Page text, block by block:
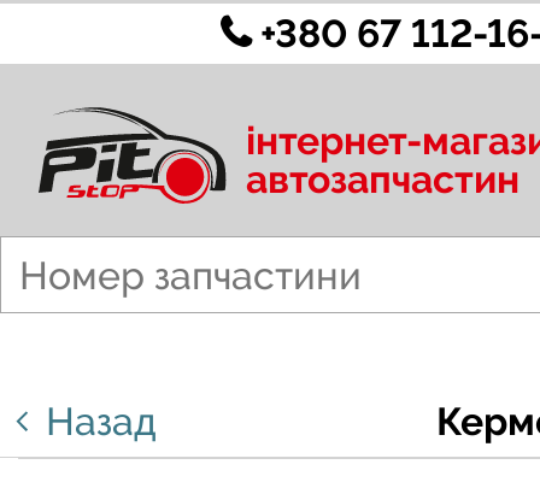
+380 67 112-
інтернет-
автозапчастин
Назад